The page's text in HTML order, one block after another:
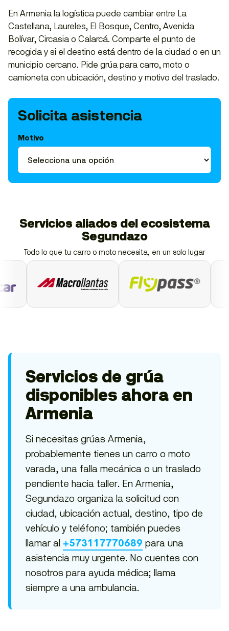
En Armenia la logística puede cambiar entre La
Castellana, Laureles, El Bosque, Centro, Avenida
Bolívar, Circasia o Calarcá. Comparte el punto de
recogida y si el destino está dentro de la ciudad o en un
municipio cercano. Pide grúa para carro, moto o
camioneta con ubicación, destino y motivo del traslado.
Solicita asistencia
Motivo
Servicios aliados del ecosistema
Segundazo
Todo lo que tu carro o moto necesita, en un solo lugar
Servicios de grúa
disponibles ahora en
Armenia
Si necesitas grúas Armenia,
probablemente tienes un carro o moto
varada, una falla mecánica o un traslado
pendiente hacia taller. En Armenia,
Segundazo organiza la solicitud con
ciudad, ubicación actual, destino, tipo de
vehículo y teléfono; también puedes
llamar al +573117770689 para una
asistencia muy urgente. No cuentes con
nosotros para ayuda médica; llama
siempre a una ambulancia.